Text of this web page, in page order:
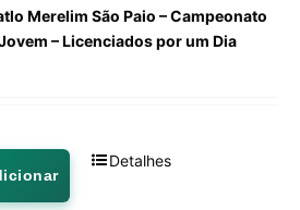
Merelim São Paio – Campeonato
– Licenciados por um Dia
Detalhes